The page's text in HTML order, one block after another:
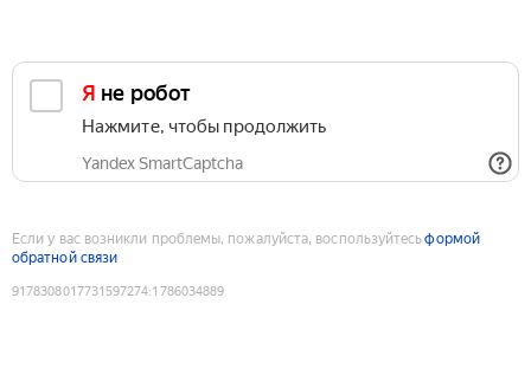
Я не робот
Нажмите, чтобы продолжить
Yandex SmartCaptcha
Если у вас возникли проблемы, пожалуйста, воспользуйтесьформой
обратной связи
9178308017731597274:1786034889